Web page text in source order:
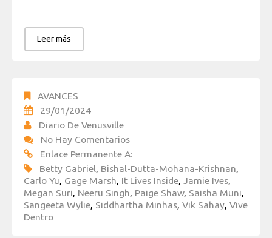
Leer más
AVANCES
29/01/2024
Diario De Venusville
No Hay Comentarios
Enlace Permanente A:
Betty Gabriel, Bishal-Dutta-Mohana-Krishnan,
Carlo Yu, Gage Marsh, It Lives Inside, Jamie Ives,
Megan Suri, Neeru Singh, Paige Shaw, Saisha Muni,
Sangeeta Wylie, Siddhartha Minhas, Vik Sahay, Vive
Dentro